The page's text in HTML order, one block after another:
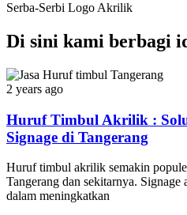
Serba-Serbi Logo Akrilik
Di sini kami berbagi
2 years ago
Huruf Timbul Akrilik :
Signage di Tangerang
Huruf timbul akrilik semakin
Tangerang dan sekitarnya. Signage
dalam meningkatkan